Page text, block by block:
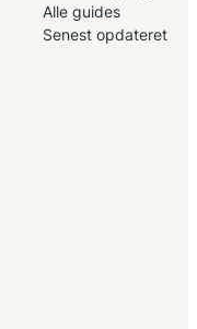
Alle guides
Senest opdateret